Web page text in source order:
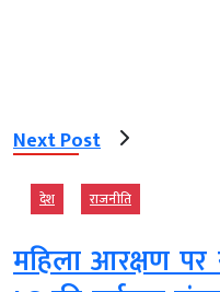
Next Post
देश राजनीति
महिला आरक्षण पर